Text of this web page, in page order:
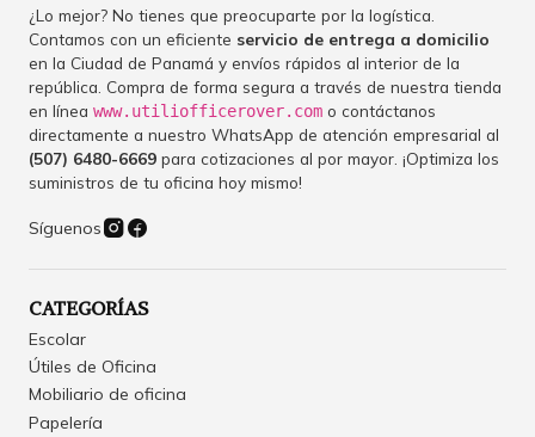
¿Lo mejor? No tienes que preocuparte por la logística.
Contamos con un eficiente servicio de entrega a domicilio
en la Ciudad de Panamá y envíos rápidos al interior de la
república. Compra de forma segura a través de nuestra tienda
en línea www.utiliofficerover.com o contáctanos
directamente a nuestro WhatsApp de atención empresarial al
(507) 6480-6669 para cotizaciones al por mayor. ¡Optimiza los
suministros de tu oficina hoy mismo!
Síguenos
CATEGORÍAS
Escolar
Útiles de Oficina
Mobiliario de oficina
Papelería